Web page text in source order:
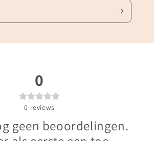
0
0 reviews
geen beoordelingen.